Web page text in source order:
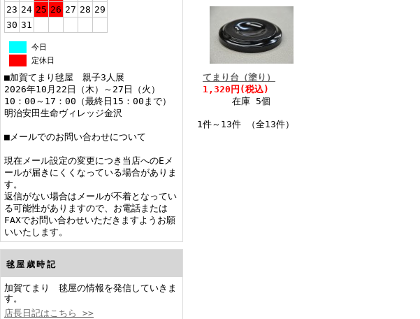
23 24 25 26 27 28 29
30 31
今日
定休日
■加賀てまり毬屋 親子3人展
2026年10月22日（木）～27日（火）
10：00～17：00（最終日15：00まで）
明治安田生命ヴィレッジ金沢
■メールでのお問い合わせについて
現在メール設定の変更につき当店へのEメ
ールが届きにくくなっている場合がありま
す。
返信がない場合はメールが不着となってい
る可能性がありますので、お電話または
FAXでお問い合わせいただきますようお願
いいたします。
毬屋歳時記
加賀てまり 毬屋の情報を発信していきま
す。
店長日記はこちら >>
てまり台（塗り）
1,320円(税込)
在庫 5個
1件～13件 （全13件）